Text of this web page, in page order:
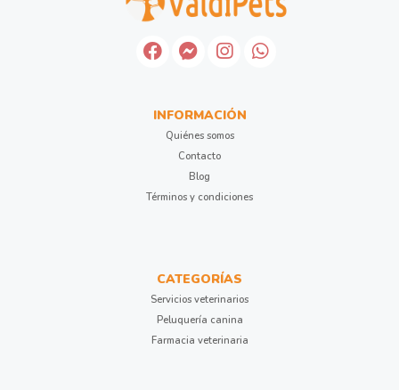
INFORMACIÓN
Quiénes somos
Contacto
Blog
Términos y condiciones
CATEGORÍAS
Servicios veterinarios
Peluquería canina
Farmacia veterinaria